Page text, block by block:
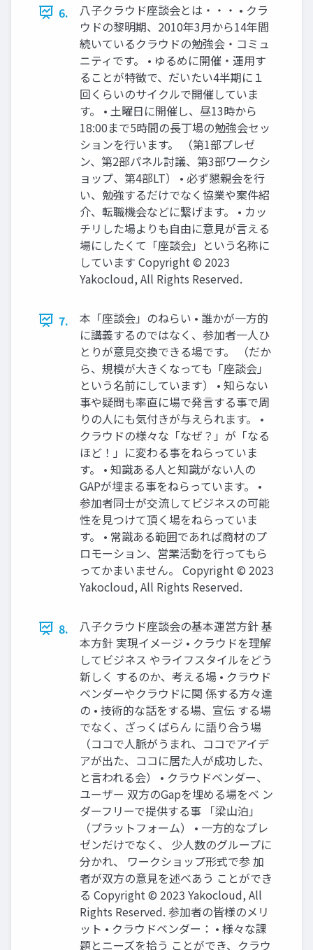
6.
八子クラウド座談会とは・・・ • クラ
ウドの黎明期、2010年3月から14年間
続いているクラウドの勉強会・コミュ
ニティです。 • ゆるめに開催・運用す
ることが特徴で、だいたい4半期に１
回くらいのサイクルで開催していま
す。 • 土曜日に開催し、昼13時から
18:00まで5時間の長丁場の勉強会セッ
ションを行います。 （第1部プレゼ
ン、第2部パネル討議、第3部ワークシ
ョップ、第4部LT） • 必ず懇親会を行
い、勉強するだけでなく協業や案件紹
介、転職機会などに繋げます。 • カッ
チリした場よりも自由に意見が言える
場にしたくて「座談会」という名称に
しています Copyright © 2023
Yakocloud, All Rights Reserved.
7.
本「座談会」のねらい • 誰かが一方的
に講義するのではなく、参加者一人ひ
とりが意見交換できる場です。 （だか
ら、規模が大きくなっても「座談会」
という名前にしています） • 知らない
事や疑問も率直に場で発言する事で周
りの人にも気付きが与えられます。 •
クラウドの様々な「なぜ？」が「なる
ほど！」に変わる事をねらっていま
す。 • 知識ある人と知識がない人の
GAPが埋まる事をねらっています。 •
参加者同士が交流してビジネスの可能
性を見つけて頂く場をねらっていま
す。 • 常識ある範囲であれば商材のプ
ロモーション、営業活動を行ってもら
ってかまいません。 Copyright © 2023
Yakocloud, All Rights Reserved.
8.
八子クラウド座談会の基本運営方針 基
本方針 実現イメージ • クラウドを理解
してビジネス やライフスタイルをどう
新しく するのか、考える場 • クラウド
ベンダーやクラウドに関 係する方々達
の • 技術的な話をする場、宣伝 する場
でなく、ざっくばらん に語り合う場
（ココで人脈がうまれ、ココでアイデ
アが出た、ココに居た人が成功した、
と言われる会） • クラウドベンダー、
ユーザー 双方のGapを埋める場をベ ン
ダーフリーで提供する事 「梁山泊」
（プラットフォーム） • 一方的なプレ
ゼンだけでなく、 少人数のグループに
分かれ、 ワークショップ形式で参 加
者が双方の意見を述べあう ことができ
る Copyright © 2023 Yakocloud, All
Rights Reserved. 参加者の皆様のメリ
ット • クラウドベンダー： • 様々な課
題とニーズを拾う ことができ、クラウ